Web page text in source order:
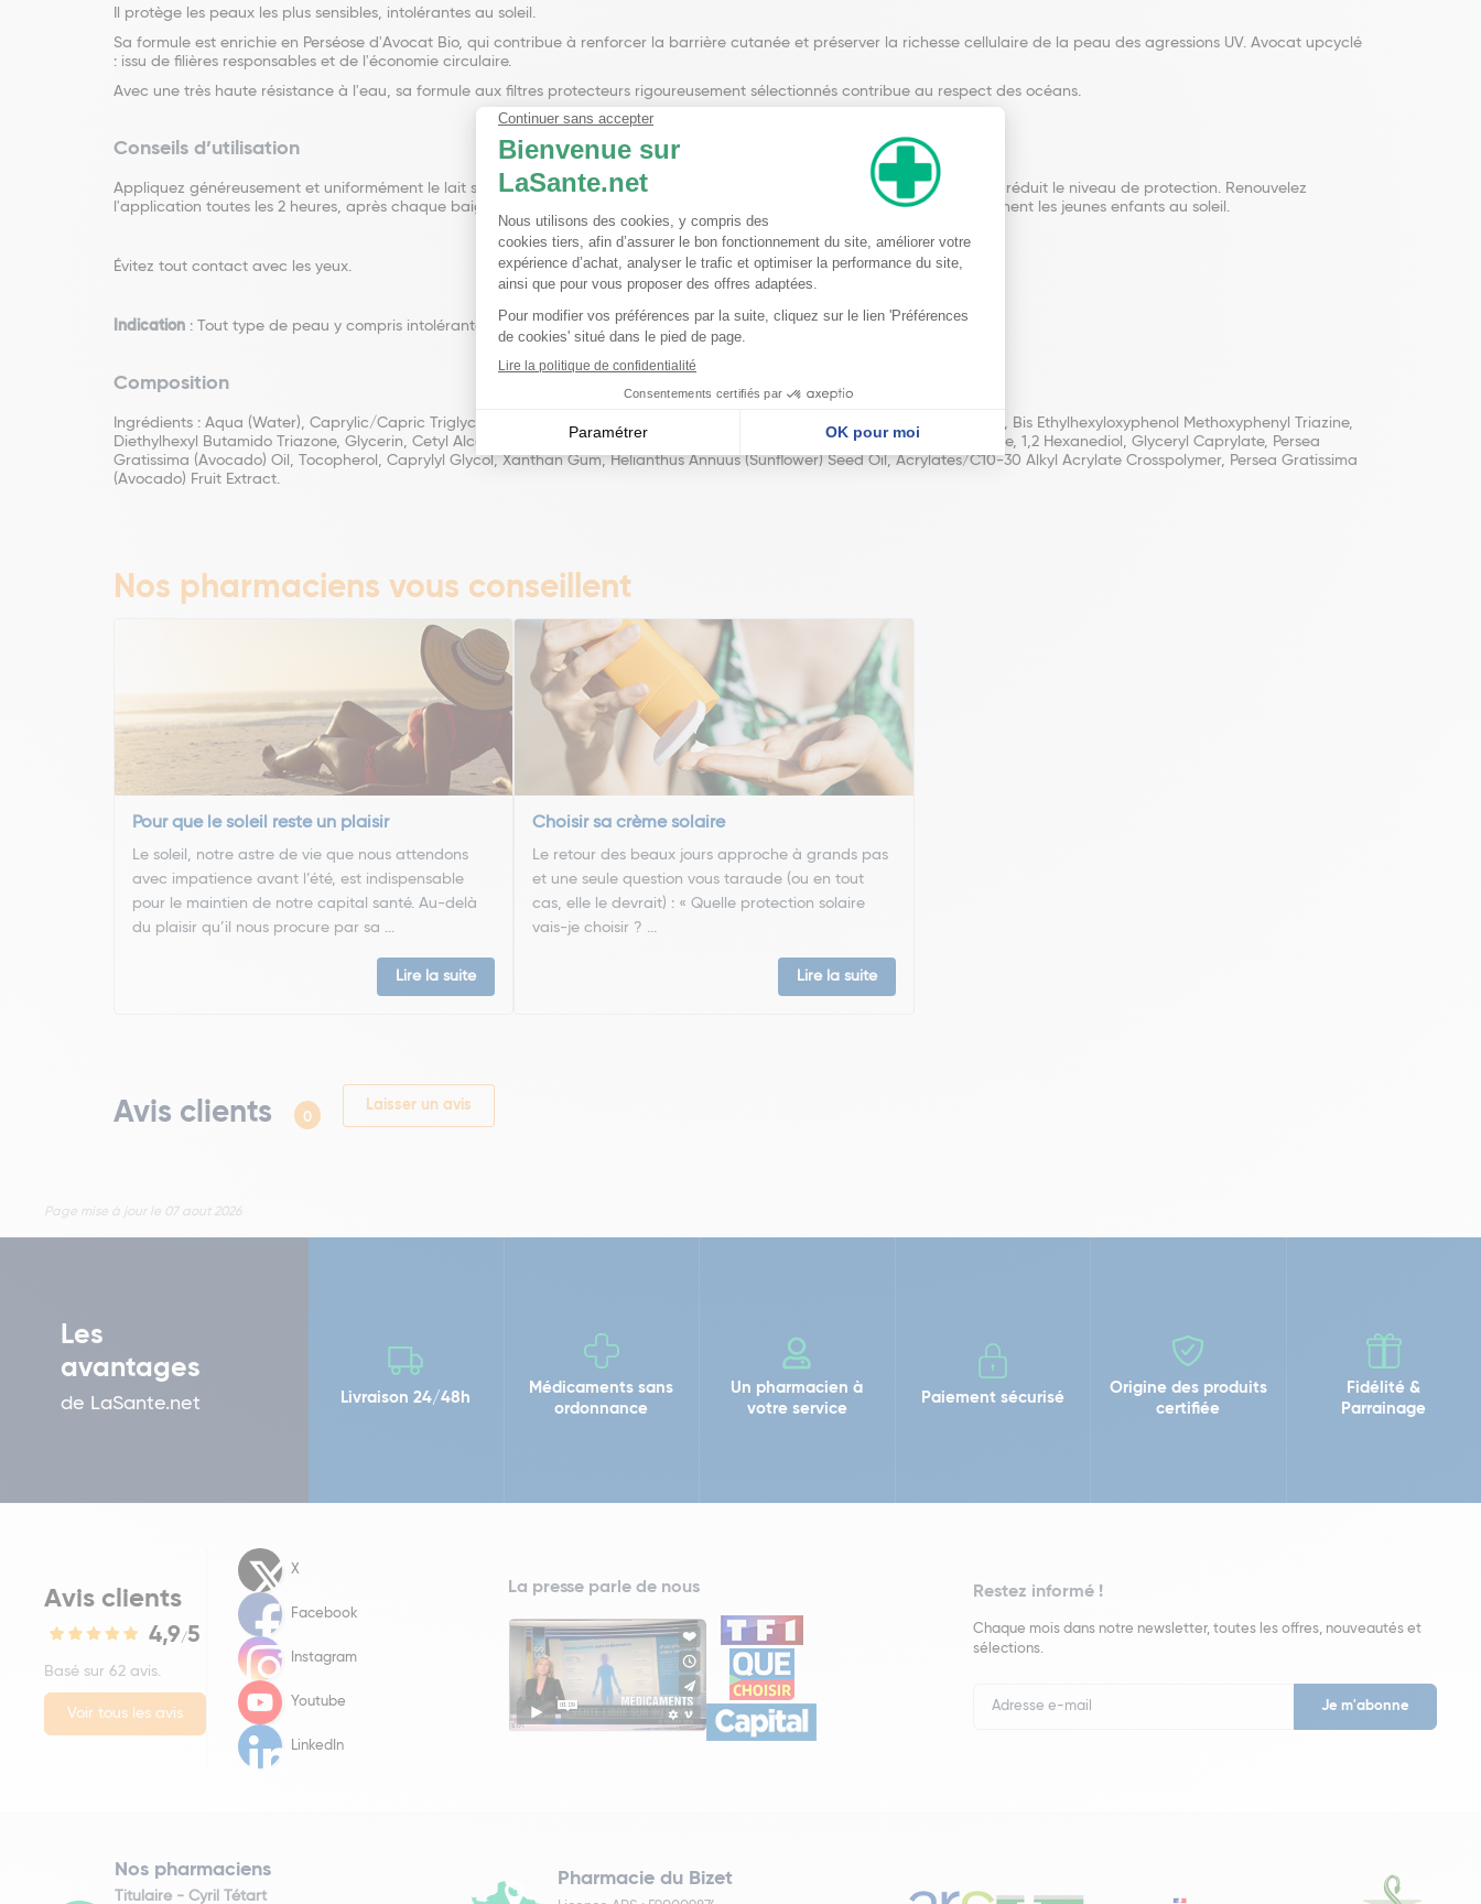
Il protège les peaux les plus sensibles, intolérantes au soleil.
Sa formule est enrichie en Perséose d'Avocat Bio, qui contribue à renforcer la barrière cutanée et préserver la richesse cellulaire de la peau des agressions UV. Avocat upcyclé
: issu de filières responsables et de l'économie circulaire.
Avec une très haute résistance à l'eau, sa formule aux filtres protecteurs rigoureusement sélectionnés contribue au respect des océans.
Conseils d’utilisation
Appliquez généreusement et uniformément le lait solaire sur le visage et le corps avant l'exposition. Une quantité insuffisante réduit le niveau de protection. Renouvelez
l'application toutes les 2 heures, après chaque baignade sur peau sèche et en cas de transpiration. Ne pas exposer directement les jeunes enfants au soleil.
Évitez tout contact avec les yeux.
Indication : Tout type de peau y compris intolérante au soleil. Pour toute la famille.
Composition
Ingrédients : Aqua (Water), Caprylic/Capric Triglyceride, Dicaprylyl Carbonate, Diethylamino Hydroxybenzoyl Hexyl Benzoate, Bis Ethylhexyloxyphenol Methoxyphenyl Triazine,
Diethylhexyl Butamido Triazone, Glycerin, Cetyl Alcohol, Ethylhexyl Triazone, C20-22 Alkyl Phosphate, C20-22 Alcohols, Arginine, 1,2 Hexanediol, Glyceryl Caprylate, Persea
Gratissima (Avocado) Oil, Tocopherol, Caprylyl Glycol, Xanthan Gum, Helianthus Annuus (Sunflower) Seed Oil, Acrylates/C10-30 Alkyl Acrylate Crosspolymer, Persea Gratissima
(Avocado) Fruit Extract.
Nos pharmaciens vous conseillent
Pour que le soleil reste un plaisir
Le soleil, notre astre de vie que nous attendons
avec impatience avant l’été, est indispensable
pour le maintien de notre capital santé. Au-delà
du plaisir qu’il nous procure par sa ...
Lire la suite
Choisir sa crème solaire
Le retour des beaux jours approche à grands pas
et une seule question vous taraude (ou en tout
cas, elle le devrait) : « Quelle protection solaire
vais-je choisir ? ...
Lire la suite
Avis clients 0
Laisser un avis
Page mise à jour le 07 aout 2026
Les
avantages
de LaSante.net Livraison 24/48h
Médicaments sans
ordonnance
Un pharmacien à
votre service
Paiement sécurisé
Origine des produits
certifiée
Fidélité &
Parrainage
Avis clients
4,9/5
Basé sur 62 avis.
Voir tous les avis
X
Facebook
Instagram
Youtube
LinkedIn
La presse parle de nous Restez informé !
Chaque mois dans notre newsletter, toutes les offres, nouveautés et
sélections.
Newsletter
Nos pharmaciens
Titulaire - Cyril Tétart
Pharmacie du Bizet